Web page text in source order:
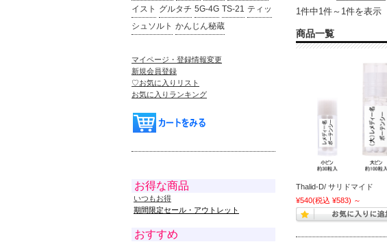
1件中1件～1件を表示
商品一覧
Thalid-D/ サリドマイド
¥540(税込 ¥583) ～
イスト グルタチ 5G-4G TS-21 ティッ
シュソルト かんじん秘蔵
マイページ・登録情報変更
新規会員登録
♡お気に入りリスト
お気に入りランキング
お得な商品
いつもお得
期間限定セール・アウトレット
おすすめ